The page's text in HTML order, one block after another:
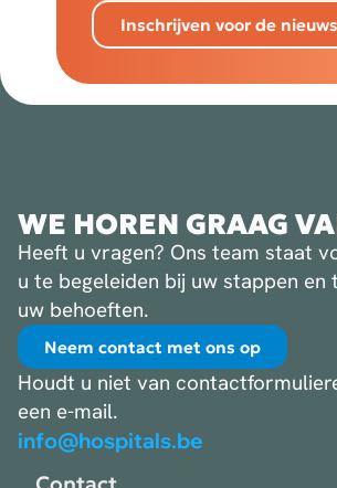
Inschrijven voor de
WE HOREN GRAAG
Heeft u vragen? Ons team staat
u te begeleiden bij uw stappen en
uw behoeften.
Neem contact met ons op
Houdt u niet van
een e-mail.
info@hospitals.be